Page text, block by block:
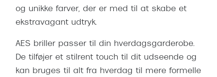
og unikke farver, der er med til at skabe et
ekstravagant udtryk.
AES briller passer til din hverdagsgarderobe.
De tilføjer et stilrent touch til dit udseende og
kan bruges til alt fra hverdag til mere formelle